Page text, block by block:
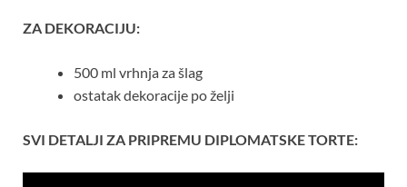
ZA DEKORACIJU:
500 ml vrhnja za šlag
ostatak dekoracije po želji
SVI DETALJI ZA PRIPREMU DIPLOMATSKE TORTE: